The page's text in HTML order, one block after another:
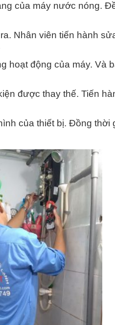
của máy nước nóng.
Nhân viên tiến hành
hoạt động của máy. Và
được thay thế. Tiến
của thiết bị. Đồng thời